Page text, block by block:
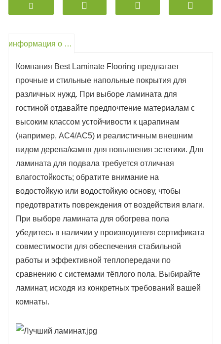
безопасность. Он прост в установке, уходе и
чистке, а также обеспечивает превосходное
экологичным материалам и современному
себе инновации, надежность и ценность,
предлагая долговечное напольное решение для
любого интерьера.
информация о продукте
Компания Best Laminate Flooring предлагает
прочные и стильные напольные покрытия для
различных нужд. При выборе ламината для
гостиной отдавайте предпочтение материалам с
высоким классом устойчивости к царапинам
(например, AC4/AC5) и реалистичным внешним
видом дерева/камня для повышения эстетики. Для
ламината для подвала требуется отличная
влагостойкость; обратите внимание на
водостойкую или водостойкую основу, чтобы
предотвратить повреждения от воздействия влаги.
При выборе ламината для обогрева пола
убедитесь в наличии у производителя сертификата
совместимости для обеспечения стабильной
работы и эффективной теплопередачи по
сравнению с системами тёплого пола. Выбирайте
ламинат, исходя из конкретных требований вашей
комнаты.